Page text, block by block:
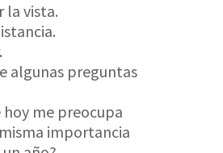
la vista.
algunas preguntas
hoy me preocupa
importancia